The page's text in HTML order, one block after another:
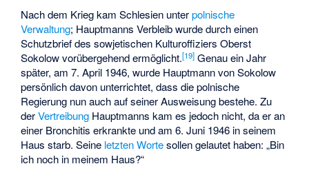
Nach dem Krieg kam Schlesien unterpolnische
Verwaltung; Hauptmanns Verbleib wurde durch einen
Schutzbrief des sowjetischen Kulturoffiziers Oberst
Sokolow vorübergehend ermöglicht.[19] Genau ein Jahr
später, am 7. April 1946, wurde Hauptmann von Sokolow
persönlich davon unterrichtet, dass die polnische
Regierung nun auch auf seiner Ausweisung bestehe. Zu
derVertreibung Hauptmanns kam es jedoch nicht, da er an
einer Bronchitis erkrankte und am 6. Juni 1946 in seinem
Haus starb. Seine letzten Wortesollen gelautet haben: „Bin
ich noch in meinem Haus?“